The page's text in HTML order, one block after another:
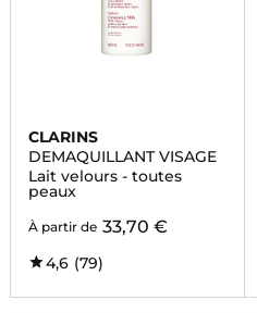
CLARINS
DEMAQUILLANT VISAGE
Lait velours - toutes
peaux
À partir de 33,70 €
4,6 (79)